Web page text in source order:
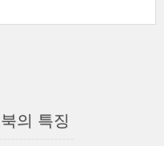
의 특징